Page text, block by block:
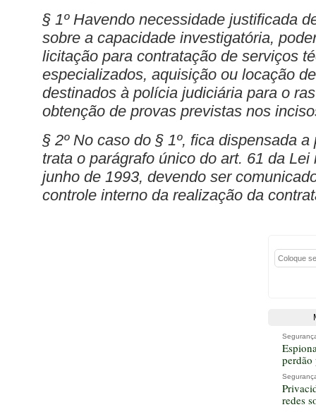
§ 1º Havendo necessidade justificada
sobre a capacidade investigatória,
licitação para contratação de serviços
especializados, aquisição ou locação
destinados à polícia judiciária para o
obtenção de provas previstas nos
§ 2º No caso do § 1º, fica dispensada
trata o parágrafo único do art. 61 da Lei
junho de 1993, devendo ser
controle interno da realização da
perdão
redes